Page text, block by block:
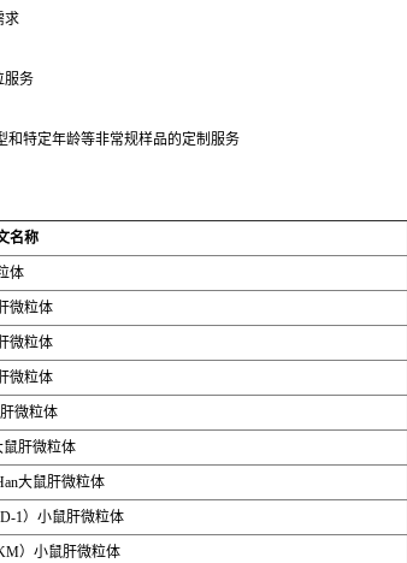
求
服务
特定年龄等非常规样品的定制服务
名称
体
微粒体
微粒体
微粒体
微粒体
鼠肝微粒体
大鼠肝微粒体
1）小鼠肝微粒体
）小鼠肝微粒体